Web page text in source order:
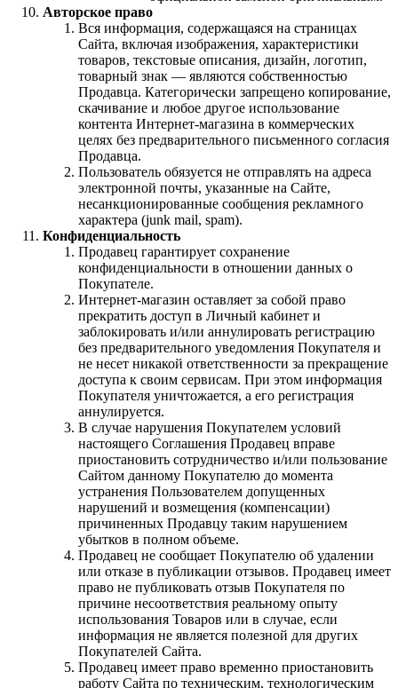
Авторское право
Вся информация, содержащаяся на страницах
Сайта, включая изображения, характеристики
товаров, текстовые описания, дизайн, логотип,
товарный знак — являются собственностью
Продавца. Категорически запрещено копирование,
скачивание и любое другое использование
контента Интернет-магазина в коммерческих
целях без предварительного письменного согласия
Продавца.
Пользователь обязуется не отправлять на адреса
электронной почты, указанные на Сайте,
несанкционированные сообщения рекламного
характера (junk mail, spam).
Конфиденциальность
Продавец гарантирует сохранение
конфиденциальности в отношении данных о
Покупателе.
Интернет-магазин оставляет за собой право
прекратить доступ в Личный кабинет и
заблокировать и/или аннулировать регистрацию
без предварительного уведомления Покупателя и
не несет никакой ответственности за прекращение
доступа к своим сервисам. При этом информация
Покупателя уничтожается, а его регистрация
аннулируется.
В случае нарушения Покупателем условий
настоящего Соглашения Продавец вправе
приостановить сотрудничество и/или пользование
Сайтом данному Покупателю до момента
устранения Пользователем допущенных
нарушений и возмещения (компенсации)
причиненных Продавцу таким нарушением
убытков в полном объеме.
Продавец не сообщает Покупателю об удалении
или отказе в публикации отзывов. Продавец имеет
право не публиковать отзыв Покупателя по
причине несоответствия реальному опыту
использования Товаров или в случае, если
информация не является полезной для других
Покупателей Сайта.
Продавец имеет право временно приостановить
работу Сайта по техническим, технологическим